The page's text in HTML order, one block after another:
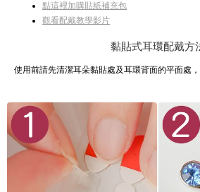
點這裡加購貼紙補充包
觀看配戴教學影片
黏貼式耳環配戴方
使用前請先清潔耳朵黏貼處及耳環背面的平面處